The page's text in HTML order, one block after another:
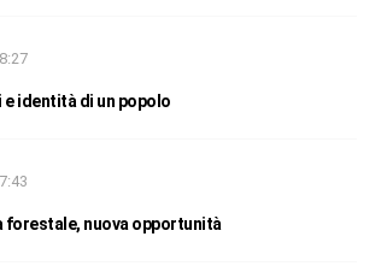
identità di un popolo
forestale, nuova opportunità